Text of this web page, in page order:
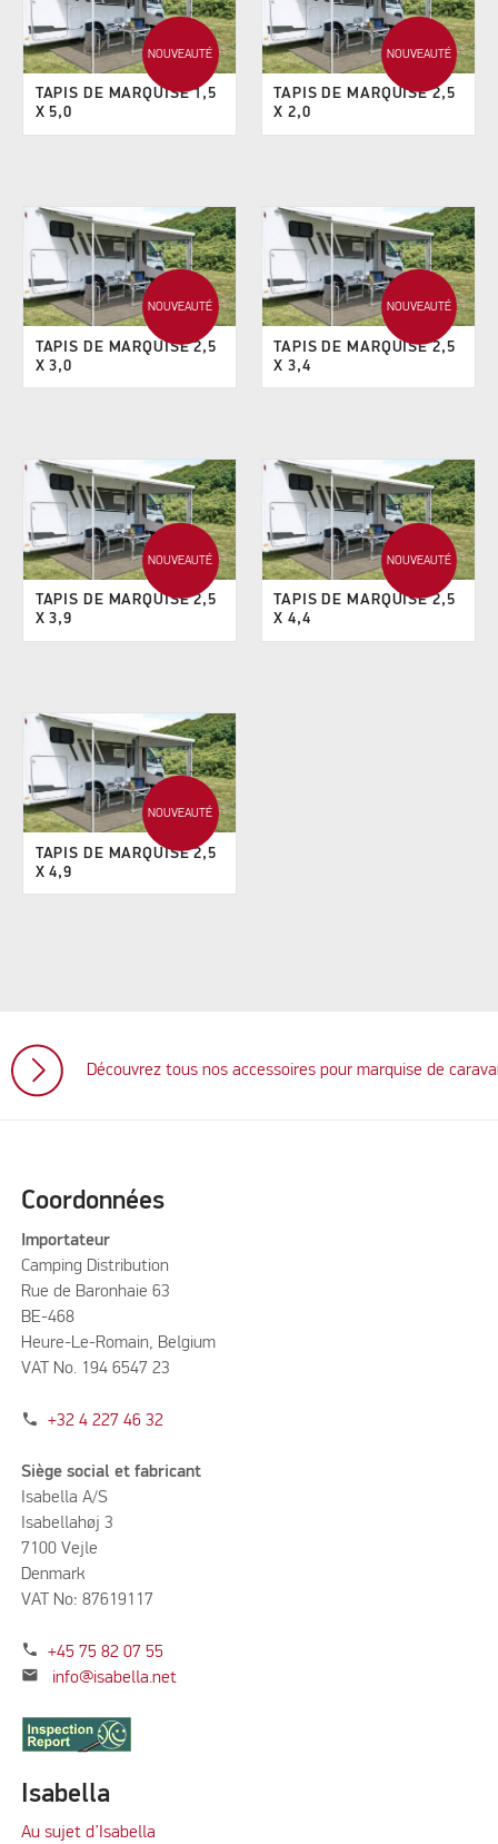
NOUVEAUTÉ
TAPIS DE MARQUISE 1,5
X 5,0
NOUVEAUTÉ
TAPIS DE MARQUISE 2,5
X 2,0
NOUVEAUTÉ
TAPIS DE MARQUISE 2,5
X 3,0
NOUVEAUTÉ
TAPIS DE MARQUISE 2,5
X 3,4
NOUVEAUTÉ
TAPIS DE MARQUISE 2,5
X 3,9
NOUVEAUTÉ
TAPIS DE MARQUISE 2,5
X 4,4
NOUVEAUTÉ
TAPIS DE MARQUISE 2,5
X 4,9
Découvrez tous nos accessoires pour marquise de
Coordonnées
Importateur
Camping Distribution
Rue de Baronhaie 63
BE-468
Heure-Le-Romain, Belgium
VAT No. 194 6547 23
phone +32 4 227 46 32
Siège social et fabricant
Isabella A/S
Isabellahøj 3
7100 Vejle
Denmark
VAT No: 87619117
phone +45 75 82 07 55
mail info@isabella.net
Isabella
Au sujet d’Isabella